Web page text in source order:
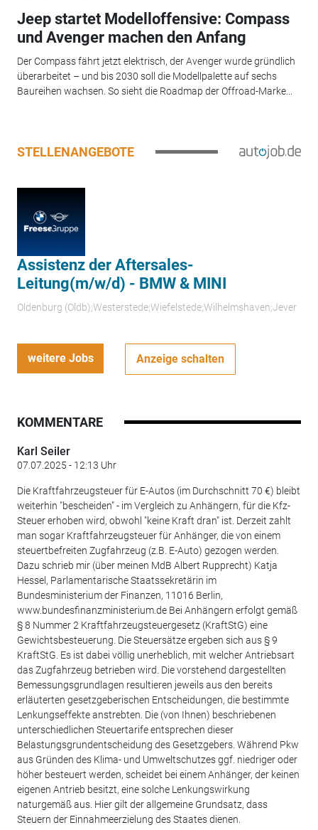
Jeep startet Modelloffensive: Compass
und Avenger machen den Anfang
Der Compass fährt jetzt elektrisch, der Avenger wurde gründlich
überarbeitet – und bis 2030 soll die Modellpalette auf sechs
Baureihen wachsen. So sieht die Roadmap der Offroad-Marke...
STELLENANGEBOTE
Assistenz der Aftersales-
Leitung(m/w/d) - BMW & MINI
Oldenburg (Oldb);Westerstede;Wiefelstede;Wilhelmshaven;Jever
weitere Jobs Anzeige schalten
KOMMENTARE
Karl Seiler
07.07.2025 - 12:13 Uhr
Die Kraftfahrzeugsteuer für E-Autos (im Durchschnitt 70 €) bleibt
weiterhin "bescheiden" - im Vergleich zu Anhängern, für die Kfz-
Steuer erhoben wird, obwohl "keine Kraft dran" ist. Derzeit zahlt
man sogar Kraftfahrzeugsteuer für Anhänger, die von einem
steuertbefreiten Zugfahrzeug (z.B. E-Auto) gezogen werden.
Dazu schrieb mir (über meinen MdB Albert Rupprecht) Katja
Hessel, Parlamentarische Staatssekretärin im
Bundesministerium der Finanzen, 11016 Berlin,
www.bundesfinanzministerium.de Bei Anhängern erfolgt gemäß
§ 8 Nummer 2 Kraftfahrzeugsteuergesetz (KraftStG) eine
Gewichtsbesteuerung. Die Steuersätze ergeben sich aus § 9
KraftStG. Es ist dabei völlig unerheblich, mit welcher Antriebsart
das Zugfahrzeug betrieben wird. Die vorstehend dargestellten
Bemessungsgrundlagen resultieren jeweils aus den bereits
erläuterten gesetzgeberischen Entscheidungen, die bestimmte
Lenkungseffekte anstrebten. Die (von Ihnen) beschriebenen
unterschiedlichen Steuertarife entsprechen dieser
Belastungsgrundentscheidung des Gesetzgebers. Während Pkw
aus Gründen des Klima- und Umweltschutzes ggf. niedriger oder
höher besteuert werden, scheidet bei einem Anhänger, der keinen
eigenen Antrieb besitzt, eine solche Lenkungswirkung
naturgemäß aus. Hier gilt der allgemeine Grundsatz, dass
Steuern der Einnahmeerzielung des Staates dienen.